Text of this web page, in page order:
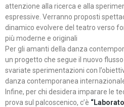
attenzione alla ricerca e alla
espressive. Verranno proposti
dinamico evolvere del teatro verso
più moderne e originali
Per gli amanti della danza
un progetto che segue il nuovo
svariate sperimentazioni con
danza contemporanea
Infine, per chi desidera imparare le
prova sul palcoscenico, c’è